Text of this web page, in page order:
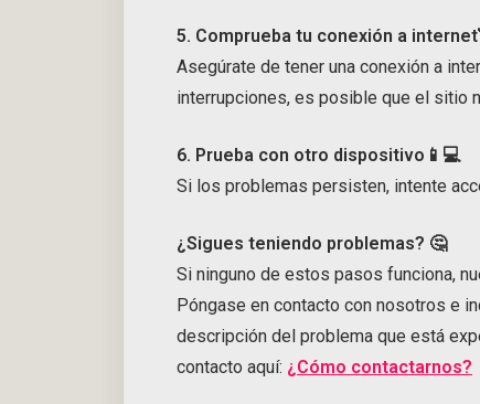
5. Comprueba tu conexión a
Asegúrate de tener una conexión a
interrupciones, es posible que el sitio
6. Prueba con otro dispositivo📱💻
Si los problemas persisten, intente
¿Sigues teniendo problemas? 🤔
Si ninguno de estos pasos funciona,
Póngase en contacto con nosotros e
descripción del problema que está
contacto aquí: ¿Cómo contactarnos?